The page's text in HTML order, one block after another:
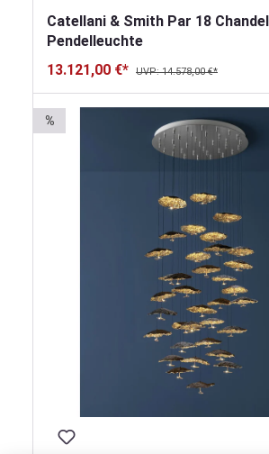
Catellani & Smith Par 18
Pendelleuchte
13.121,00 €*
UVP: 14.578,00 €*
%